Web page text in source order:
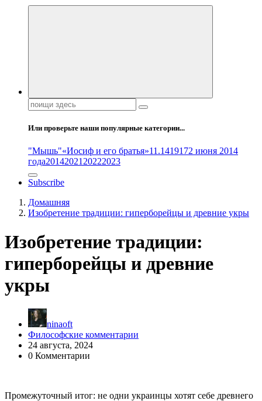
Поиск:
Или проверьте наши популярные категории...
"Мышь"«Иосиф и его братья»11.1419172 июня 2014
года2014202120222023
Subscribe
Домашняя
Изобретение традиции: гиперборейцы и древние укры
Изобретение традиции:
гиперборейцы и древние
укры
ninaoft
Философские комментарии
24 августа, 2024
0 Комментарии
Промежуточный итог: не одни украинцы хотят себе древнего